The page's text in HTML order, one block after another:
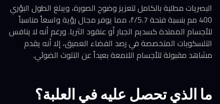
البصريات مطلية بالكامل لتعزيز وضوح الصورة، ويبلغ الطول البؤري
400 مم بنسبة فتحة f/5.7، مما يوفر مجال رؤية واسعاً مناسباً
للأجسام الممتدة كسديم الجبار أو عنقود الثريا. ورغم أنه لا ينافس
التلسكوبات المتخصصة في رصد الفضاء العميق، إلا أنه يقدم
مشاهد مقبولة للأجسام اللامعة بعيداً عن التلوث الضوئي.
ما الذي تحصل عليه في العلبة؟